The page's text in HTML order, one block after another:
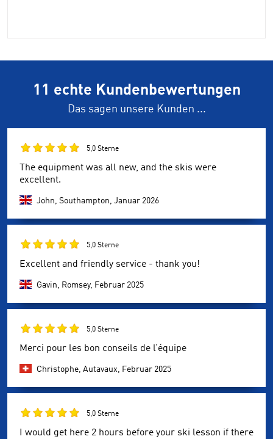
11 echte Kundenbewertungen
Das sagen unsere Kunden ...
5,0 Sterne
The equipment was all new, and the skis were
excellent.
John, Southampton, Januar 2026
5,0 Sterne
Excellent and friendly service - thank you!
Gavin, Romsey, Februar 2025
5,0 Sterne
Merci pour les bon conseils de l’équipe
Christophe, Autavaux, Februar 2025
5,0 Sterne
I would get here 2 hours before your ski lesson if there